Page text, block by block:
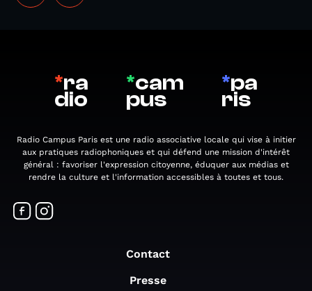
*ra
dio
*cam
pus
*pa
ris
Radio Campus Paris est une radio associative locale qui vise à initier
aux pratiques radiophoniques et qui défend une mission d'intérêt
général : favoriser l'expression citoyenne, éduquer aux médias et
rendre la culture et l'information accessibles à toutes et tous.
Contact
Presse